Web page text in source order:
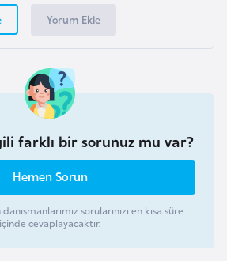
Yorum Ekle
farklı bir sorunuz mu var?
Hemen Sorun
sorularınızı en kısa süre
içinde cevaplayacaktır.